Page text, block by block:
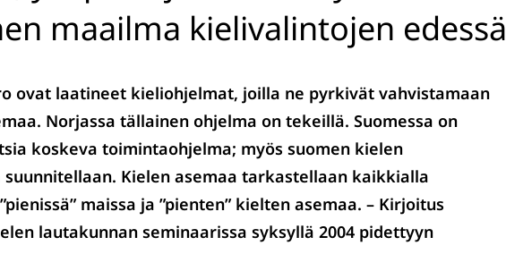
maailma kielivalintojen edessä
ovat laatineet kieliohjelmat, joilla ne pyrkivät vahvistamaan
Norjassa tällainen ohjelma on tekeillä. Suomessa on
koskeva toimintaohjelma; myös suomen kielen
Kielen asemaa tarkastellaan kaikkialla
maissa ja ”pienten” kielten asemaa. – Kirjoitus
lautakunnan seminaarissa syksyllä 2004 pidettyyn